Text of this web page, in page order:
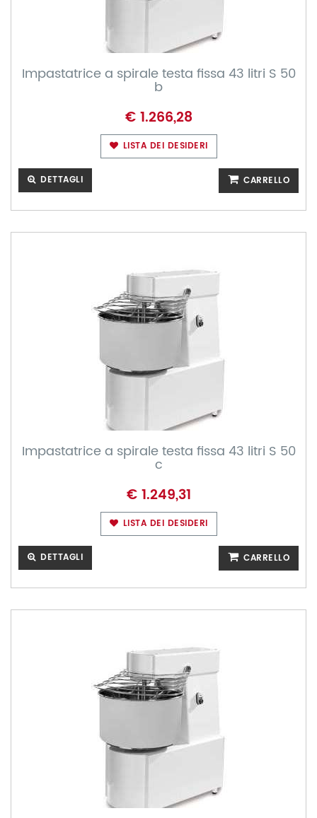
Impastatrice a spirale testa fissa 43 litri S 50
b
€ 1.266,28
LISTA DEI DESIDERI
DETTAGLI CARRELLO
Impastatrice a spirale testa fissa 43 litri S 50
c
€ 1.249,31
LISTA DEI DESIDERI
DETTAGLI CARRELLO